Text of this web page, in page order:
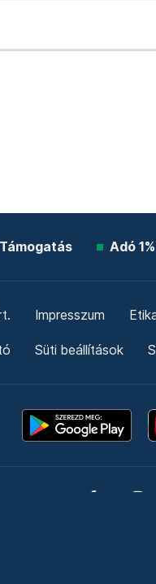
Támogatás Adó
Impresszum
Süti beállítások